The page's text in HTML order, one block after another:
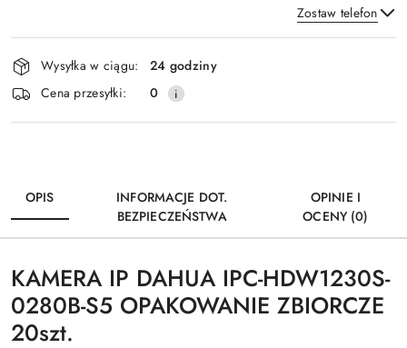
Zostaw telefon
Wyślij
Dostępność
i
dostawa
Wysyłka w ciągu:
24 godziny
Cena przesyłki:
0
OPIS
INFORMACJE DOT.
BEZPIECZEŃSTWA
OPINIE I
OCENY (0)
KAMERA IP DAHUA IPC-HDW1230S-
0280B-S5 OPAKOWANIE ZBIORCZE
20szt.